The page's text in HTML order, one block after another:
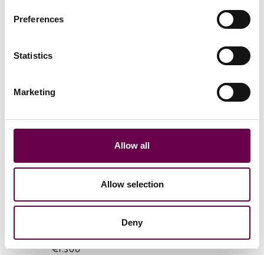
Preferences
Statistics
Marketing
Allow all
Allow selection
Deny
€1.300
Collana Eterna
€2.200